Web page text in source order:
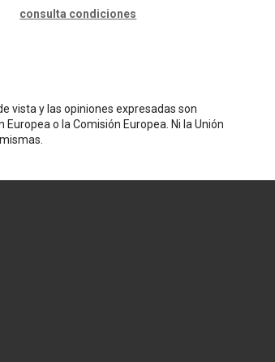
consulta condiciones
vista y las opiniones expresadas son
o la Comisión Europea. Ni la Unión